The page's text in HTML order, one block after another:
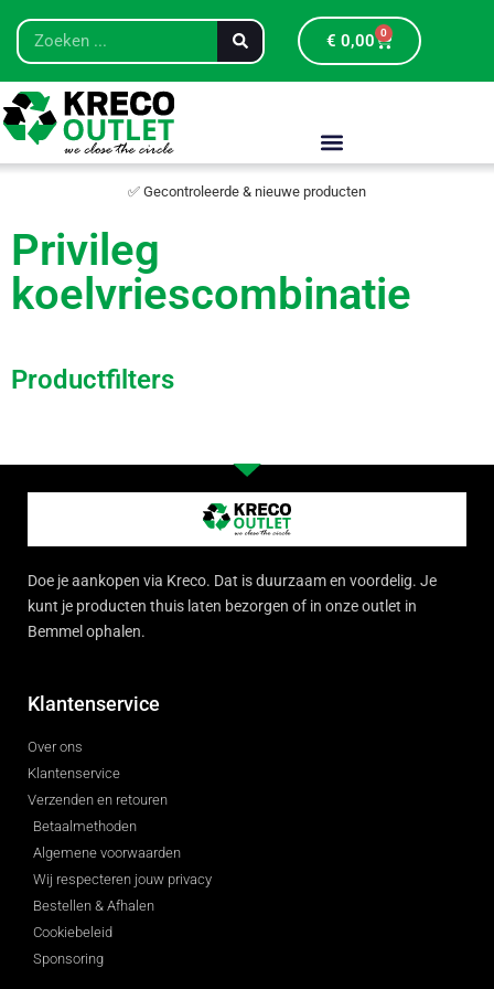
€ 0,00 0
✅ Gecontroleerde & nieuwe producten
Privileg
koelvriescombinatie
Productfilters
Doe je aankopen via Kreco. Dat is duurzaam en voordelig. Je
kunt je producten thuis laten bezorgen of in onze outlet in
Bemmel ophalen.
Klantenservice
Over ons
Klantenservice
Verzenden en retouren
Betaalmethoden
Algemene voorwaarden
Wij respecteren jouw privacy
Bestellen & Afhalen
Cookiebeleid
Sponsoring